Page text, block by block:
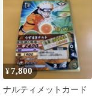
¥7,800
ナルティメットカード